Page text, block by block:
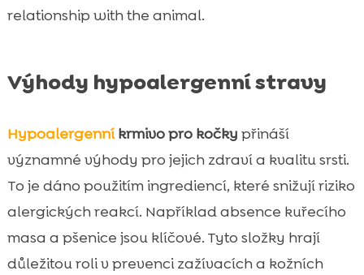
relationship with the animal.
Výhody hypoalergenní stravy
Hypoalergenníkrmivo pro kočky přináší
významné výhody pro jejich zdraví a kvalitu srsti.
To je dáno použitím ingrediencí, které snižují riziko
alergických reakcí. Například absence kuřecího
masa a pšenice jsou klíčové. Tyto složky hrají
důležitou roli v prevenci zažívacích a kožních